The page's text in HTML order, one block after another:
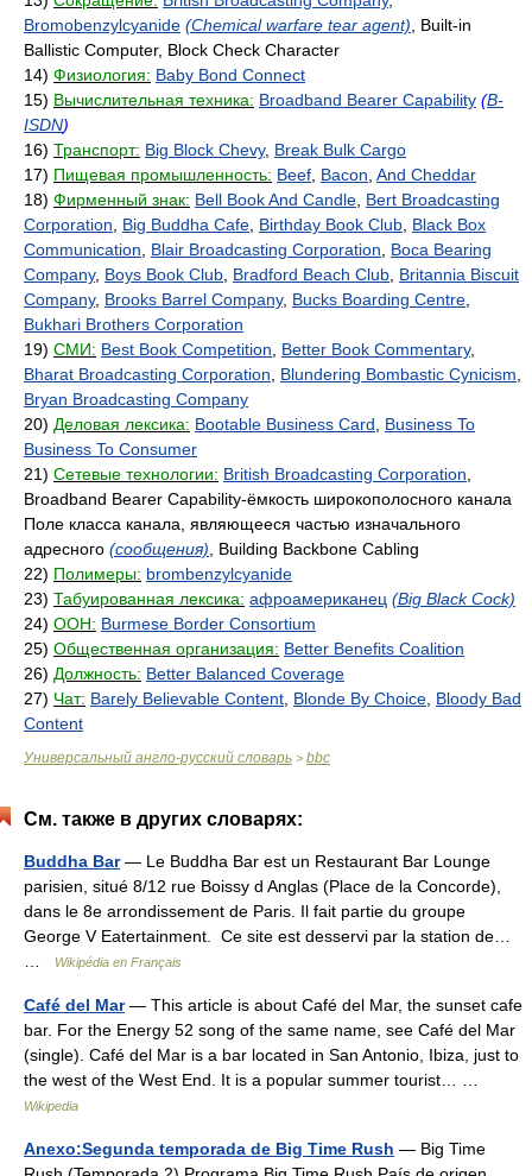
Bromobenzylcyanide (Chemical warfare tear agent) , Built-in
Ballistic Computer, Block Check Character
14) Физиология: Baby Bond Connect
15) Вычислительная техника: Broadband Bearer Capability (B-
ISDN)
16) Транспорт: Big Block Chevy, Break Bulk Cargo
17) Пищевая промышленность: Beef Bacon And Cheddar
18) Фирменный знак: Bell Book And Candle Bert Broadcasting
Corporation
Big Buddha Cafe Birthday Book Club Black Box
Communication
Blair Broadcasting Corporation
Boca Bearing
Company, Boys Book Club Bradford Beach Club Britannia Biscuit
Company, Brooks Barrel Company, Bucks Boarding Centre
Bukhari Brothers Corporation
19) СМИ: Best Book Competition Better Book Commentary,
Bharat Broadcasting Corporation
Blundering Bombastic Cynicism
Bryan Broadcasting Company
20) Деловая лексика: Bootable Business Card
Business To
Business To Consumer
21) Сетевые технологии: British Broadcasting Corporation
Broadband Bearer Capability-ёмкость широкополосного канала
Поле класса канала, являющееся частью изначального
адресного (сообщения) , Building Backbone Cabling
22) Полимеры: brombenzylcyanide
23) Табуированная лексика: афроамериканец (Big Black Cock)
24) ООН: Burmese Border Consortium
25) Общественная организация: Better Benefits Coalition
26) Должность: Better Balanced Coverage
27) Чат: Barely Believable Content Blonde By Choice Bloody Bad
Content
Универсальный англо-русский словарь > bbc
См. также в других словарях:
Buddha Bar— Le Buddha Bar est un Restaurant Bar Lounge
parisien, situé 8/12 rue Boissy d Anglas (Place de la Concorde),
dans le 8e arrondissement de Paris. Il fait partie du groupe
George V Eatertainment. Ce site est desservi par la station de…
Wikipédia en Français
Café del Mar— This article is about Café del Mar, the sunset cafe
bar. For the Energy 52 song of the same name, see Café del Mar
(single). Café del Mar is a bar located in San Antonio, Ibiza, just to
the west of the West End. It is a popular summer tourist… …
Wikipedia
Anexo:Segunda temporada de Big Time Rush — Big Time